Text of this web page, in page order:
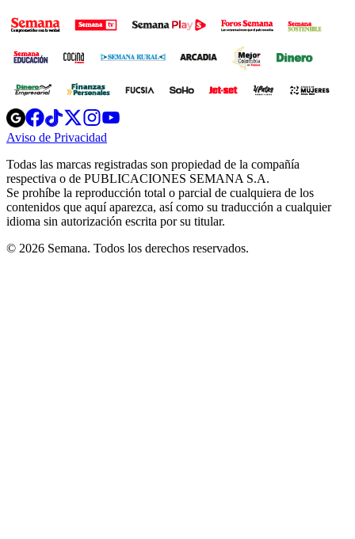
Opens
in
new
Opens
in
new
Opens
in
new
window
Opens
new
windowwindow
Aviso de Privacidad
new
window
Todas las marcas registradas son propiedad de la compañía
respectiva o de PUBLICACIONES SEMANA S.A.
Se prohíbe la reproducción total o parcial de cualquiera de los
contenidos que aquí aparezca, así como su traducción a cualquier
idioma sin autorización escrita por su titular.
© 2026 Semana. Todos los derechos reservados.